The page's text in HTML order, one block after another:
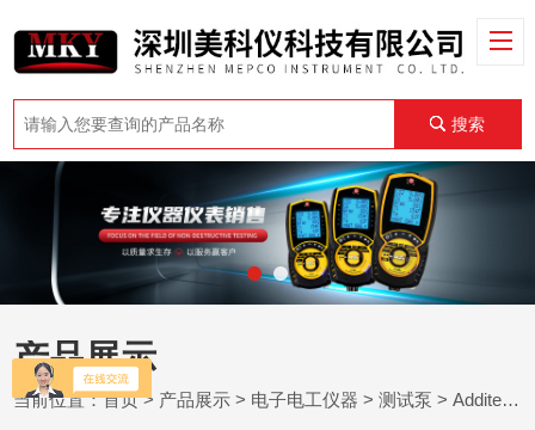
搜索
产品展示
当前位置：首页> 产品展示 > 电子电工仪器 >测试泵 > Additel ADT925-N - 液压测试泵